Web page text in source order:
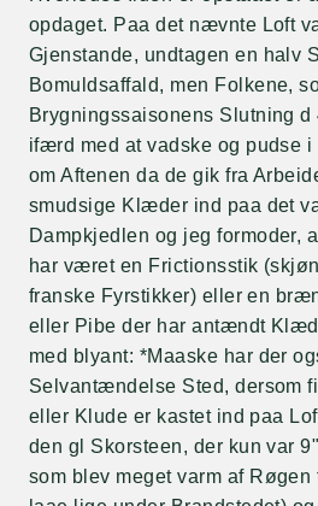
opdaget. Paa det nævnte Loft
Gjenstande, undtagen en halv
Bomuldsaffald, men Folkene,
Brygningssaisonens Slutning
ifærd med at vadske og pudse i
om Aftenen da de gik fra
smudsige Klæder ind paa det
Dampkjedlen og jeg formoder,
har været en Frictionsstik
franske Fyrstikker) eller en
eller Pibe der har antændt
med blyant: *Maaske har der
Selvantændelse Sted, dersom
eller Klude er kastet ind paa
den gl Skorsteen, der kun var
som blev meget varm af